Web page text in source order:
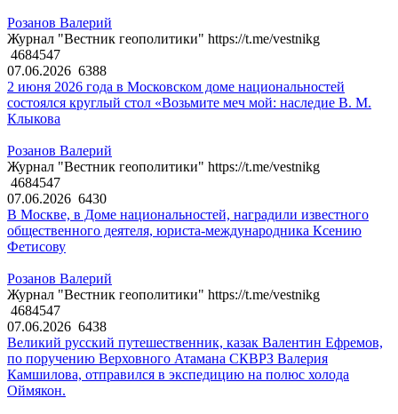
Розанов Валерий
Журнал "Вестник геополитики" https://t.me/vestnikg
4684547
07.06.2026 6388
2 июня 2026 года в Московском доме национальностей
состоялся круглый стол «Возьмите меч мой: наследие В. М.
Клыкова
Розанов Валерий
Журнал "Вестник геополитики" https://t.me/vestnikg
4684547
07.06.2026 6430
В Москве, в Доме национальностей, наградили известного
общественного деятеля, юриста-международника Ксению
Фетисову
Розанов Валерий
Журнал "Вестник геополитики" https://t.me/vestnikg
4684547
07.06.2026 6438
Великий русский путешественник, казак Валентин Ефремов,
по поручению Верховного Атамана СКВРЗ Валерия
Камшилова, отправился в экспедицию на полюс холода
Оймякон.